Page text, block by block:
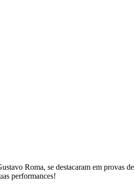
Roma, se destacaram em provas
performances!